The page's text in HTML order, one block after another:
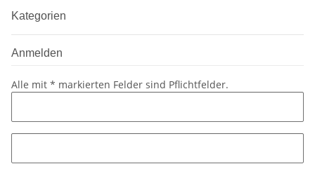
Kategorien
Anmelden
Alle mit * markierten Felder sind Pflichtfelder.